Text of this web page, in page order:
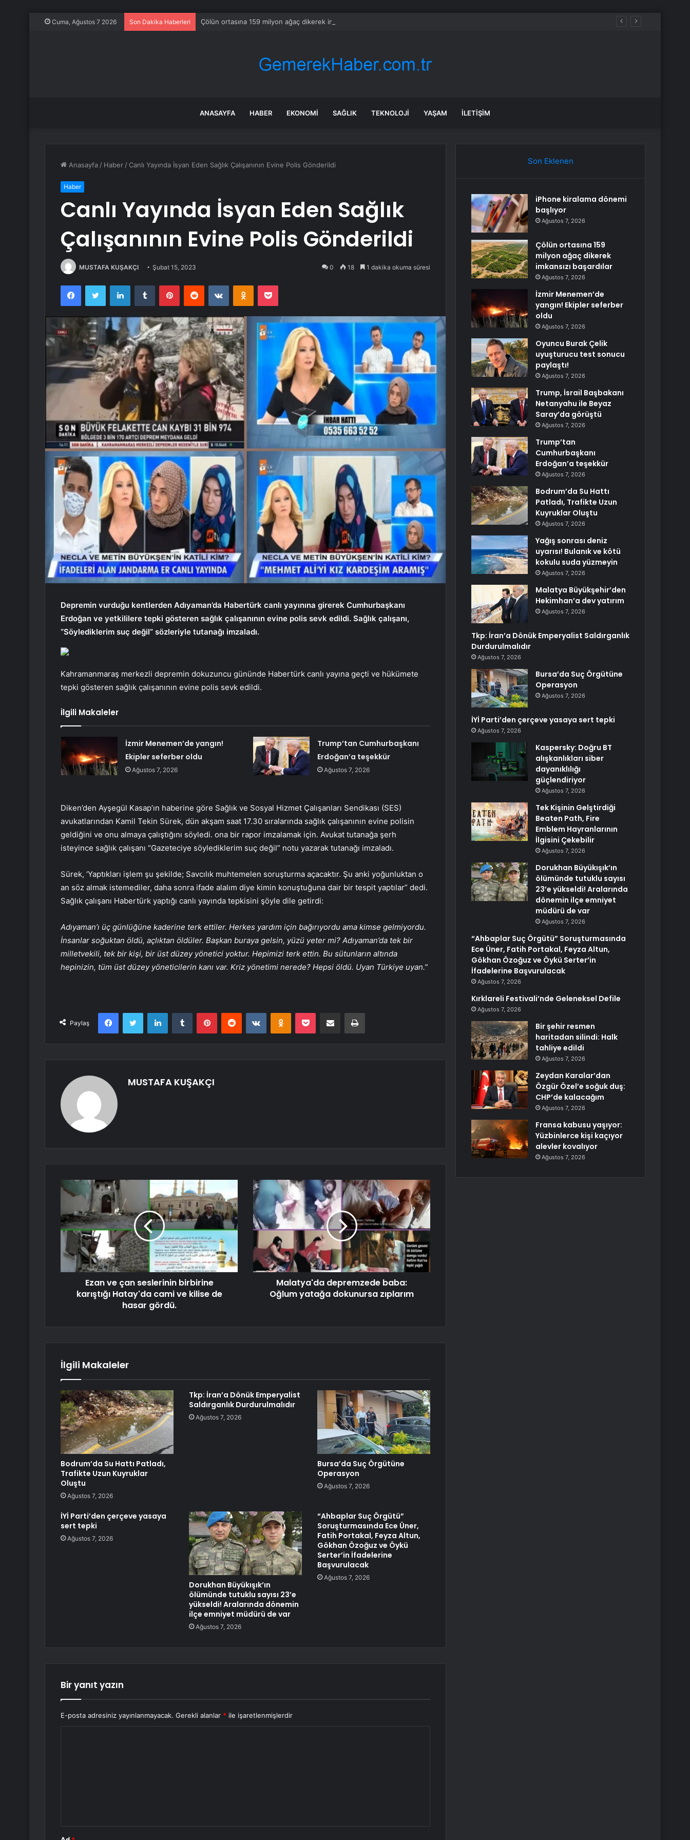
Cuma, Ağustos 7 2026 Son Dakika Haberleri Çölün ortasına 159 milyon ağaç dikerek imkansızı başardılar
ANASAYFA HABER EKONOMI SAĞLIK TEKNOLOJI YAŞAM İLETIŞIM
Anasayfa / Haber / Canlı Yayında İsyan Eden Sağlık Çalışanının Evine Polis Gönderildi
Haber
Canlı Yayında İsyan Eden Sağlık
Çalışanının Evine Polis Gönderildi
MUSTAFA KUŞAKÇI Şubat 15, 2023 0 18 1 dakika okuma süresi
FacebookTwitter LinkedInTumblr PinterestReddit VKontakteOdnoklassniki
Pocket
Depremin vurduğu kentlerden Adıyaman’da Habertürk canlı yayınına girerek Cumhurbaşkanı
Erdoğan ve yetkililere tepki gösteren sağlık çalışanının evine polis sevk edildi. Sağlık çalışanı,
“Söylediklerim suç değil” sözleriyle tutanağı imzaladı.
Kahramanmaraş merkezli depremin dokuzuncu gününde Habertürk canlı yayına geçti ve hükümete
tepki gösteren sağlık çalışanının evine polis sevk edildi.
İlgili Makaleler
İzmir Menemen’de yangın!
Ekipler seferber oldu
Ağustos 7, 2026
Trump’tan Cumhurbaşkanı
Erdoğan’a teşekkür
Ağustos 7, 2026
Diken’den Ayşegül Kasap’ın haberine göre Sağlık ve Sosyal Hizmet Çalışanları Sendikası (SES)
avukatlarından Kamil Tekin Sürek, dün akşam saat 17.30 sıralarında sağlık çalışanının evine polisin
geldiğini ve onu almaya çalıştığını söyledi. ona bir rapor imzalamak için. Avukat tutanağa şerh
isteyince sağlık çalışanı “Gazeteciye söylediklerim suç değil” notu yazarak tutanağı imzaladı.
Sürek, ‘Yaptıkları işlem şu şekilde; Savcılık muhtemelen soruşturma açacaktır. Şu anki yoğunluktan o
an söz almak istemediler, daha sonra ifade alalım diye kimin konuştuğuna dair bir tespit yaptılar” dedi.
Sağlık çalışanı Habertürk yaptığı canlı yayında tepkisini şöyle dile getirdi:
Adıyaman’ı üç günlüğüne kaderine terk ettiler. Herkes yardım için bağırıyordu ama kimse gelmiyordu.
İnsanlar soğuktan öldü, açlıktan öldüler. Başkan buraya gelsin, yüzü yeter mi? Adıyaman’da tek bir
milletvekili, tek bir kişi, bir üst düzey yönetici yoktur. Hepimizi terk ettin. Bu sütunların altında
hepinizin, tüm üst düzey yöneticilerin kanı var. Kriz yönetimi nerede? Hepsi öldü. Uyan Türkiye uyan.”
Paylaş
FacebookTwitter LinkedInTumblr PinterestReddit VKontakteOdnoklassniki
Pocket E-Posta ile paylaş Yazdır
MUSTAFA KUŞAKÇI
Ezan ve çan seslerinin birbirine
karıştığı Hatay'da cami ve kilise de
hasar gördü.
Malatya'da depremzede baba:
Oğlum yatağa dokunursa zıplarım
İlgili Makaleler
Bodrum’da Su Hattı Patladı,
Trafikte Uzun Kuyruklar
Oluştu
Ağustos 7, 2026
Tkp: İran’a Dönük Emperyalist
Saldırganlık Durdurulmalıdır
Ağustos 7, 2026
Bursa’da Suç Örgütüne
Operasyon
Ağustos 7, 2026
İYİ Parti’den çerçeve yasaya
sert tepki
Ağustos 7, 2026
Dorukhan Büyükışık’ın
ölümünde tutuklu sayısı 23’e
yükseldi! Aralarında dönemin
ilçe emniyet müdürü de var
Ağustos 7, 2026
“Ahbaplar Suç Örgütü”
Soruşturmasında Ece Üner,
Fatih Portakal, Feyza Altun,
Gökhan Özoğuz ve Öykü
Serter’in İfadelerine
Başvurulacak
Ağustos 7, 2026
Bir yanıt yazın
E-posta adresiniz yayınlanmayacak. Gerekli alanlar * ile işaretlenmişlerdir
Son Eklenen
iPhone kiralama dönemi
başlıyor
Ağustos 7, 2026
Çölün ortasına 159
milyon ağaç dikerek
imkansızı başardılar
Ağustos 7, 2026
İzmir Menemen’de
yangın! Ekipler seferber
oldu
Ağustos 7, 2026
Oyuncu Burak Çelik
uyuşturucu test sonucu
paylaştı!
Ağustos 7, 2026
Trump, İsrail Başbakanı
Netanyahu ile Beyaz
Saray’da görüştü
Ağustos 7, 2026
Trump’tan
Cumhurbaşkanı
Erdoğan’a teşekkür
Ağustos 7, 2026
Bodrum’da Su Hattı
Patladı, Trafikte Uzun
Kuyruklar Oluştu
Ağustos 7, 2026
Yağış sonrası deniz
uyarısı! Bulanık ve kötü
kokulu suda yüzmeyin
Ağustos 7, 2026
Malatya Büyükşehir’den
Hekimhan’a dev yatırım
Ağustos 7, 2026
Tkp: İran’a Dönük Emperyalist Saldırganlık
Durdurulmalıdır
Ağustos 7, 2026
Bursa’da Suç Örgütüne
Operasyon
Ağustos 7, 2026
İYİ Parti’den çerçeve yasaya sert tepki
Ağustos 7, 2026
Kaspersky: Doğru BT
alışkanlıkları siber
dayanıklılığı
güçlendiriyor
Ağustos 7, 2026
Tek Kişinin Gelştirdiği
Beaten Path, Fire
Emblem Hayranlarının
İlgisini Çekebilir
Ağustos 7, 2026
Dorukhan Büyükışık’ın
ölümünde tutuklu sayısı
23’e yükseldi! Aralarında
dönemin ilçe emniyet
müdürü de var
Ağustos 7, 2026
“Ahbaplar Suç Örgütü” Soruşturmasında
Ece Üner, Fatih Portakal, Feyza Altun,
Gökhan Özoğuz ve Öykü Serter’in
İfadelerine Başvurulacak
Ağustos 7, 2026
Kırklareli Festivali’nde Geleneksel Defile
Ağustos 7, 2026
Bir şehir resmen
haritadan silindi: Halk
tahliye edildi
Ağustos 7, 2026
Zeydan Karalar’dan
Özgür Özel’e soğuk duş:
CHP’de kalacağım
Ağustos 7, 2026
Fransa kabusu yaşıyor:
Yüzbinlerce kişi kaçıyor
alevler kovalıyor
Ağustos 7, 2026